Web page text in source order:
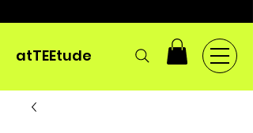
atTEEtude